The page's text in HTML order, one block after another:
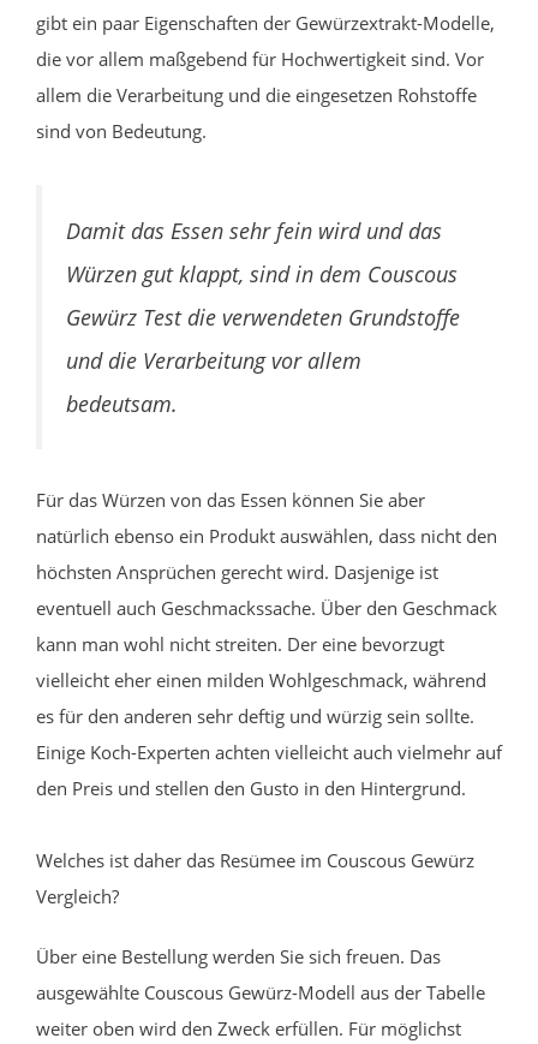
gibt ein paar Eigenschaften der Gewürzextrakt-Modelle,
die vor allem maßgebend für Hochwertigkeit sind. Vor
allem die Verarbeitung und die eingesetzen Rohstoffe
sind von Bedeutung.
Damit das Essen sehr fein wird und das
Würzen gut klappt, sind in dem Couscous
Gewürz Test die verwendeten Grundstoffe
und die Verarbeitung vor allem
bedeutsam.
Für das Würzen von das Essen können Sie aber
natürlich ebenso ein Produkt auswählen, dass nicht den
höchsten Ansprüchen gerecht wird. Dasjenige ist
eventuell auch Geschmackssache. Über den Geschmack
kann man wohl nicht streiten. Der eine bevorzugt
vielleicht eher einen milden Wohlgeschmack, während
es für den anderen sehr deftig und würzig sein sollte.
Einige Koch-Experten achten vielleicht auch vielmehr auf
den Preis und stellen den Gusto in den Hintergrund.
Welches ist daher das Resümee im Couscous Gewürz
Vergleich?
Über eine Bestellung werden Sie sich freuen. Das
ausgewählte Couscous Gewürz-Modell aus der Tabelle
weiter oben wird den Zweck erfüllen. Für möglichst